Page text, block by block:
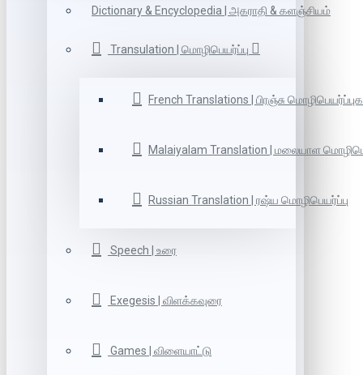
Dictionary & Encyclopedia | அகராதி & களஞ்சியம்
Transulation | மொழிபெயர்ப்பு
French Translations | பிரஞ்சு
Malaiyalam Translation | மலையாள
Russian Translation | ரஷ்ய மொழிபெயர்ப்பு
Speech | உரை
Exegesis | விளக்கவுரை
Games | விளையாட்டு